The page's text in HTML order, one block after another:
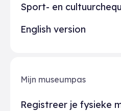
Sport- en
English version
Mijn museumpas
Registreer je fysieke